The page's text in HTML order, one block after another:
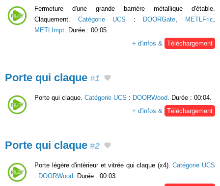
Fermeture d'une grande barrière métallique d'étable.
Claquement. Catégorie UCS : DOORGate, METLFric,
METLImpt. Durée : 00:05.
+ d'infos & Téléchargement
Porte qui claque #1
Porte qui claque. Catégorie UCS : DOORWood . Durée : 00:04.
+ d'infos &
Téléchargement
Porte qui claque #2
Porte légère d'intérieur et vitrée qui claque (x4).Catégorie UCS
: DOORWood . Durée : 00:03.